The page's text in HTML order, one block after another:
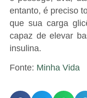
entanto, é preciso
que sua carga
capaz de elevar
insulina.
Fonte: Minha Vida